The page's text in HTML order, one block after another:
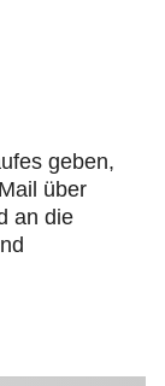
geben,
über
an die